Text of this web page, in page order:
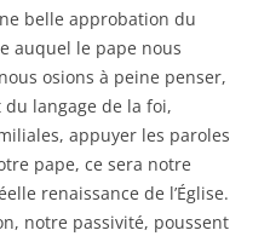
belle approbation du
auquel le pape nous
osions à peine penser,
langage de la foi,
appuyer les paroles
pape, ce sera notre
renaissance de l’Église.
notre passivité, poussent